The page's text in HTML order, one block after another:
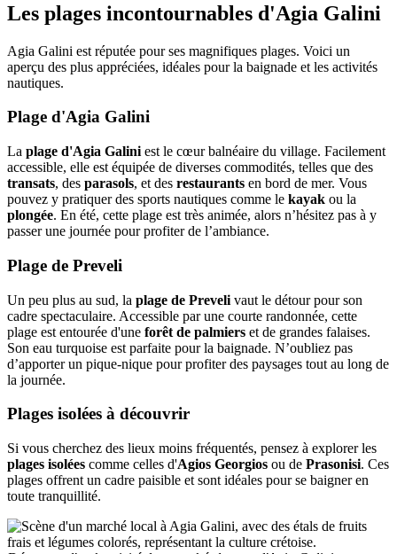
Les plages incontournables d'Agia Galini
Agia Galini est réputée pour ses magnifiques plages. Voici un
aperçu des plus appréciées, idéales pour la baignade et les activités
nautiques.
Plage d'Agia Galini
La plage d'Agia Galini est le cœur balnéaire du village. Facilement
accessible, elle est équipée de diverses commodités, telles que des
transats, des parasols, et des restaurants en bord de mer. Vous
pouvez y pratiquer des sports nautiques comme le kayak ou la
plongée. En été, cette plage est très animée, alors n’hésitez pas à y
passer une journée pour profiter de l’ambiance.
Plage de Preveli
Un peu plus au sud, la plage de Preveli vaut le détour pour son
cadre spectaculaire. Accessible par une courte randonnée, cette
plage est entourée d'une forêt de palmiers et de grandes falaises.
Son eau turquoise est parfaite pour la baignade. N’oubliez pas
d’apporter un pique-nique pour profiter des paysages tout au long de
la journée.
Plages isolées à découvrir
Si vous cherchez des lieux moins fréquentés, pensez à explorer les
plages isolées comme celles d'Agios Georgios ou de Prasonisi. Ces
plages offrent un cadre paisible et sont idéales pour se baigner en
toute tranquillité.